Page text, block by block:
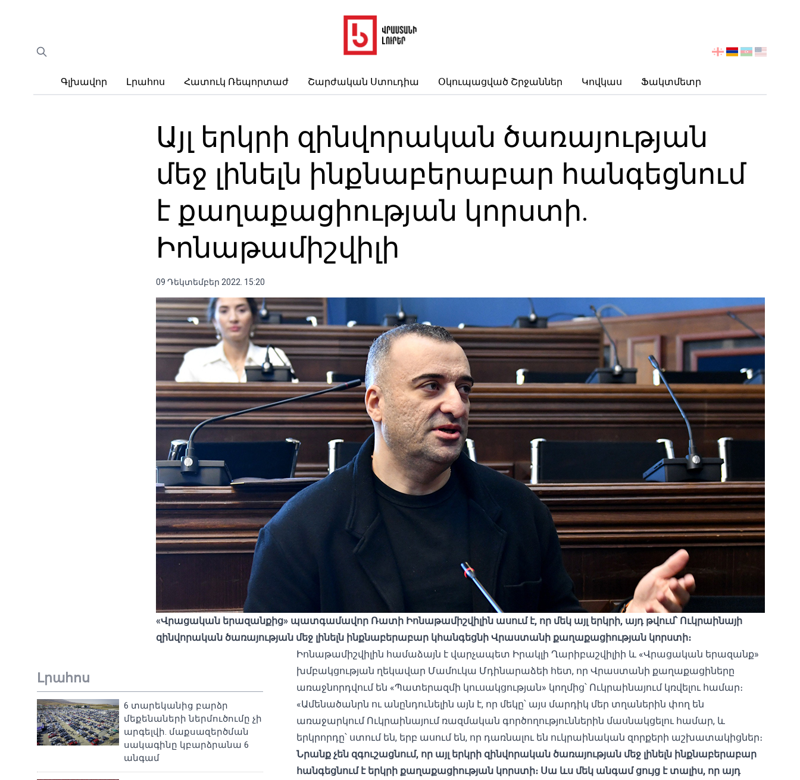
Գլխավոր Լրահոս Հատուկ Ռեպորտաժ Շարժական Ստուդիա Օկուպացված Շրջաններ Կովկաս Ֆակտմետր
აირჩიეთ
Այլ երկրի զինվորական ծառայության
մեջ լինելն ինքնաբերաբար հանգեցնում
է քաղաքացիության կորստի.
Իոնաթամիշվիլի
09 Դեկտեմբեր 2022. 15:20
«Վրացական երազանքից» պատգամավոր Ռատի Իոնաթամիշվիլին ասում է, որ մեկ այլ երկրի, այդ թվում՝ Ուկրաինայի
զինվորական ծառայության մեջ լինելն ինքնաբերաբար կհանգեցնի Վրաստանի քաղաքացիության կորստի։
Լրահոս
6 տարեկանից բարձր
մեքենաների ներմուծումը չի
արգելվի. մաքսազերծման
սակագինը կբարձրանա 6
անգամ
Իոնաթամիշվիլին համաձայն է վարչապետ Իրակլի Ղարիբաշվիլիի և «Վրացական երազանք»
խմբակցության ղեկավար Մամուկա Մդինարաձեի հետ, որ Վրաստանի քաղաքացիները
առաջնորդվում են «Պատերազմի կուսակցության» կողմից՝ Ուկրաինայում կռվելու համար։
«Ամենածանրն ու անընդունելին այն է, որ մեկը՝ այս մարդիկ մեր տղաներին փող են
առաջարկում Ուկրաինայում ռազմական գործողություններին մասնակցելու համար, և
երկրորդը՝ ստում են, երբ ասում են, որ դառնալու են ուկրաինական զորքերի աշխատակիցներ։
Նրանք չեն զգուշացնում, որ այլ երկրի զինվորական ծառայության մեջ լինելն ինքնաբերաբար
հանգեցնում է երկրի քաղաքացիության կորստի։ Սա ևս մեկ անգամ ցույց է տալիս, որ այդ